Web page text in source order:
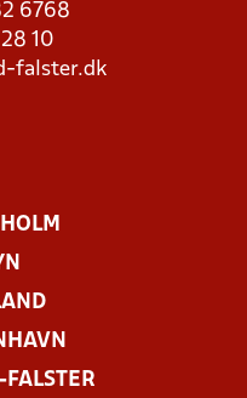
6768
28 10
falster.dk
FALSTER